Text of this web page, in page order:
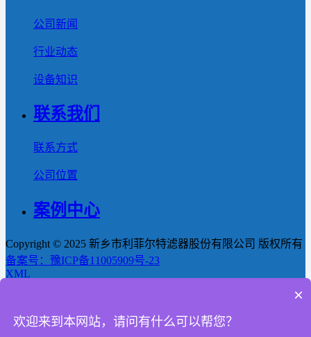
公司新闻
行业动态
设备知识
联系我们
联系方式
公司位置
案例中心
Copyright © 2025 新乡市利菲尔特滤器股份有限公司 版权所有
备案号：豫ICP备11005909号-23
XML
产品
×
欢迎来到本网站，请问有什么可以帮您？